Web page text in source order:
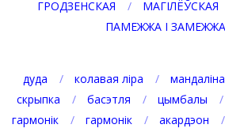
ГРОДЗЕНСКАЯ
МАГІЛЁЎСКАЯ
ПАМЕЖЖА І ЗАМЕЖЖА
дуда колавая ліра мандаліна
скрыпка
басэтля цымбалы
гармонік
гармонік акардэон